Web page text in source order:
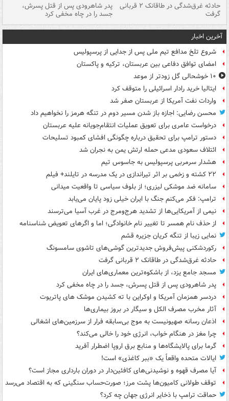
حادثه غرق‌شدگی در طاقانک ۲ قربانی
گرفت
پدر شاهرودی پس از قتل پسرش،
جسد را در چاه مخفی کرد
آخرین اخبار
شروع تلخ مدافع تیم ملی پس از جدایی از پرسپولیس
امضای توافق دفاعی بین عربستان، ترکیه و پاکستان
۱۰ خوشحالی گل زودتر از موعد
ایتالیا خرید رادار اسرائیلی را متوقف کرد
واردات نفت آمریکا از عربستان صفر شد
محسن رضایی: اجازه باز شدن مسیر دوم در تنگه هرمز را نخواهیم داد
درخواست عامری برای تعویق عملیات انتقام‌جویانه علیه عربستان
دستور ترامپ برای تحقیق درباره چگونگی افشای کمبود تسلیحات
ائتلاف سعودی مدعی حمله ارتش یمن به نجران شد
هشدار سرمربی پرسپولیس به جاسوس تیم
۲۲ کشته و زخمی بر اثر تیراندازی در یک مدرسه در تایلند+ فیلم
سامانه ضد موشکی لیزری؛ از بلوف سیاسی تا واقعیت میدانی
ترامپ: فکر می‌کنم جنگ با ایران خیلی زود پایان می‌یابد
نیمی از آمریکایی‌ها از تشدید هرج‌ومرج در غرب آسیا می‌ترسند
از حذف نام همسر تا تغییر نام خانوادگی؛ اما و اگرهای تعویض شناسنامه
نمایی زیبا از تنگه کریان جزیره قشم
رکوردشکنی پیش‌فروش جدیدترین گوشی‌های تاشوی سامسونگ
حادثه غرق‌شدگی در طاقانک ۲ قربانی گرفت
مسجد جامع یزد، از باشکوه‌ترین معماری‌های ایران
پدر شاهرودی پس از قتل پسرش، جسد را در چاه مخفی کرد
دردسر همزمان آمریکا و اوکراین با ته کشیدن موشک های پاتریوت
آثار مخرب مصرف الکل و سیگار در بروز بیماری‌ها
اذعان رسانه صهیونیست به موج بی‌سابقه فرار از سرزمین‌های اشغالی
چرا مغز در هنگام خواب، انرژی خود را خالی می‌کند؟
گرما برای پالایشگاه‌ها و منابع برق اروپا اضطرار آفرید
ایالات متحده واقعاً یک «ببر کاغذی» است!
آیا مصرف قهوه و نوشیدنی‌های کافئین‌دار در دوران بارداری مجاز است؟
توقف طولانی کامیون‌ها پشت مرز؛ صورت‌حساب سنگینی که به اقتصاد می‌رسد
حماقت ترامپ با ذخایر انرژی جهان چه کرد؟